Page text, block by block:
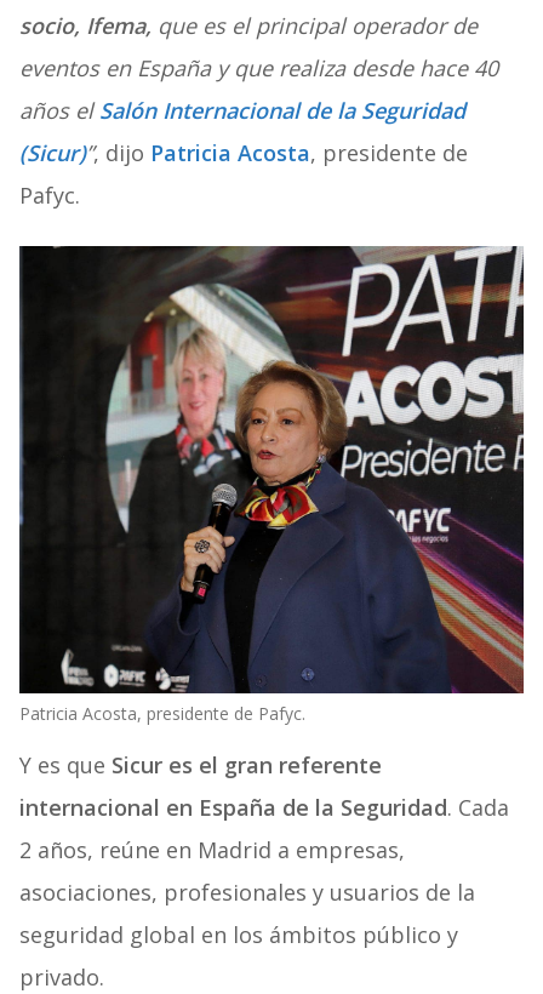
socio, Ifema, que es el principal operador de
eventos en España y que realiza desde hace 40
años elSalón Internacional de la Seguridad
(Sicur)”, dijo Patricia Acosta, presidente de
Pafyc.
Patricia Acosta, presidente de Pafyc.
Y es que Sicur es el gran referente
internacional en España de la Seguridad. Cada
2 años, reúne en Madrid a empresas,
asociaciones, profesionales y usuarios de la
seguridad global en los ámbitos público y
privado.